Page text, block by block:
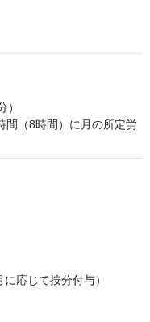
）
間（8時間）に月の所定労
応じて按分付与）